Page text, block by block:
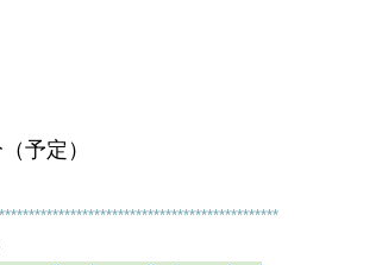
予定）
*****************************************